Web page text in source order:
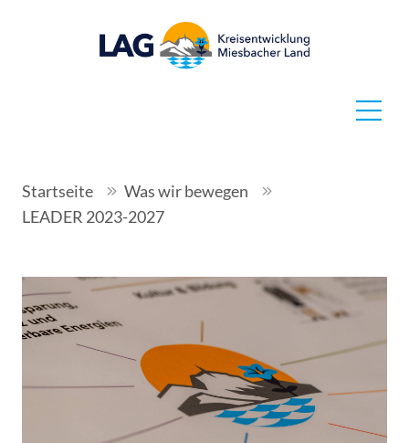
Startseite
Was wir bewegen
LEADER 2023-2027